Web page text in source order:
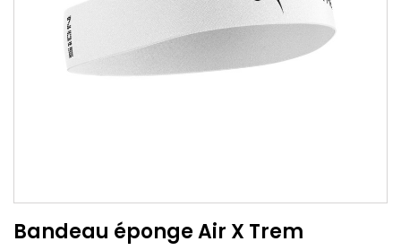
Bandeau éponge Air X Trem